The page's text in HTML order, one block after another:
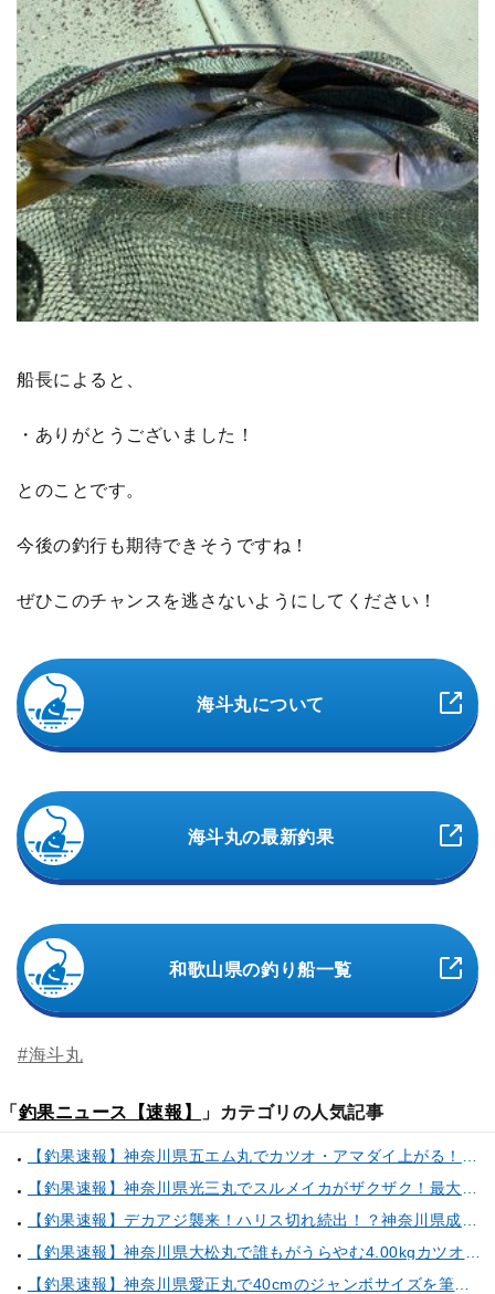
船長によると、
・ありがとうございました！
とのことです。
今後の釣行も期待できそうですね！
ぜひこのチャンスを逃さないようにしてください！
海斗丸について
海斗丸の最新釣果
和歌山県の釣り船一覧
#海斗丸
「 釣果ニュース【速報】 」カテゴリの人気記事